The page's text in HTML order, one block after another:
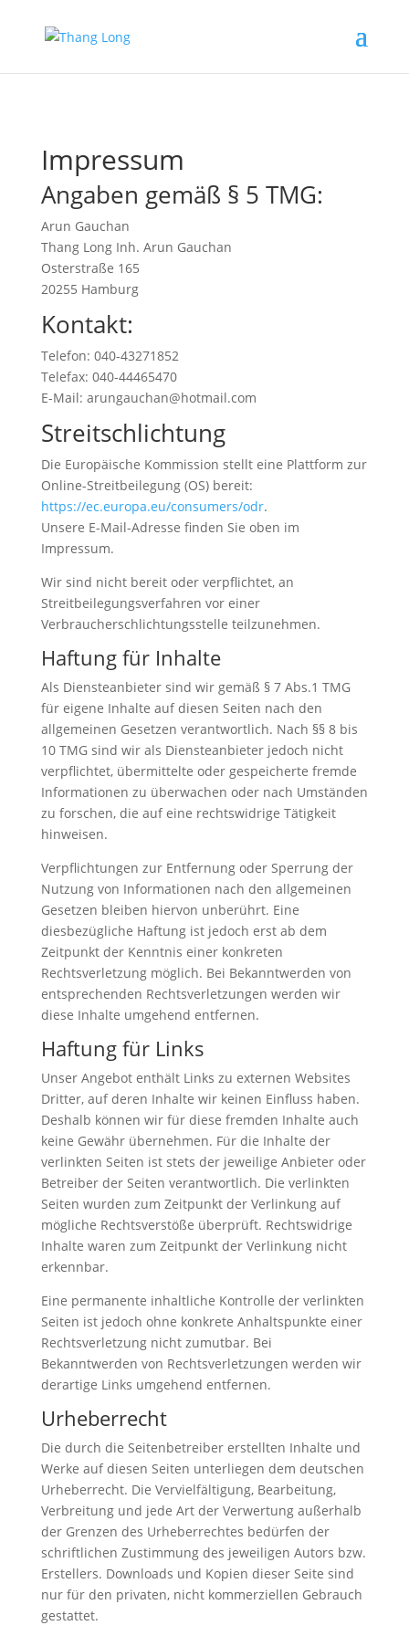
Impressum
Angaben gemäß § 5 TMG:
Arun Gauchan
Thang Long Inh. Arun Gauchan
Osterstraße 165
20255 Hamburg
Kontakt:
Telefon: 040-43271852
Telefax: 040-44465470
E-Mail: arungauchan@hotmail.com
Streitschlichtung
Die Europäische Kommission stellt eine Plattform zur
Online-Streitbeilegung (OS) bereit:
https://ec.europa.eu/consumers/odr.
Unsere E-Mail-Adresse finden Sie oben im
Impressum.
Wir sind nicht bereit oder verpflichtet, an
Streitbeilegungsverfahren vor einer
Verbraucherschlichtungsstelle teilzunehmen.
Haftung für Inhalte
Als Diensteanbieter sind wir gemäß § 7 Abs.1 TMG
für eigene Inhalte auf diesen Seiten nach den
allgemeinen Gesetzen verantwortlich. Nach §§ 8 bis
10 TMG sind wir als Diensteanbieter jedoch nicht
verpflichtet, übermittelte oder gespeicherte fremde
Informationen zu überwachen oder nach Umständen
zu forschen, die auf eine rechtswidrige Tätigkeit
hinweisen.
Verpflichtungen zur Entfernung oder Sperrung der
Nutzung von Informationen nach den allgemeinen
Gesetzen bleiben hiervon unberührt. Eine
diesbezügliche Haftung ist jedoch erst ab dem
Zeitpunkt der Kenntnis einer konkreten
Rechtsverletzung möglich. Bei Bekanntwerden von
entsprechenden Rechtsverletzungen werden wir
diese Inhalte umgehend entfernen.
Haftung für Links
Unser Angebot enthält Links zu externen Websites
Dritter, auf deren Inhalte wir keinen Einfluss haben.
Deshalb können wir für diese fremden Inhalte auch
keine Gewähr übernehmen. Für die Inhalte der
verlinkten Seiten ist stets der jeweilige Anbieter oder
Betreiber der Seiten verantwortlich. Die verlinkten
Seiten wurden zum Zeitpunkt der Verlinkung auf
mögliche Rechtsverstöße überprüft. Rechtswidrige
Inhalte waren zum Zeitpunkt der Verlinkung nicht
erkennbar.
Eine permanente inhaltliche Kontrolle der verlinkten
Seiten ist jedoch ohne konkrete Anhaltspunkte einer
Rechtsverletzung nicht zumutbar. Bei
Bekanntwerden von Rechtsverletzungen werden wir
derartige Links umgehend entfernen.
Urheberrecht
Die durch die Seitenbetreiber erstellten Inhalte und
Werke auf diesen Seiten unterliegen dem deutschen
Urheberrecht. Die Vervielfältigung, Bearbeitung,
Verbreitung und jede Art der Verwertung außerhalb
der Grenzen des Urheberrechtes bedürfen der
schriftlichen Zustimmung des jeweiligen Autors bzw.
Erstellers. Downloads und Kopien dieser Seite sind
nur für den privaten, nicht kommerziellen Gebrauch
gestattet.